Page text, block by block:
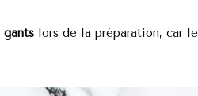
gants lors de la préparation, car